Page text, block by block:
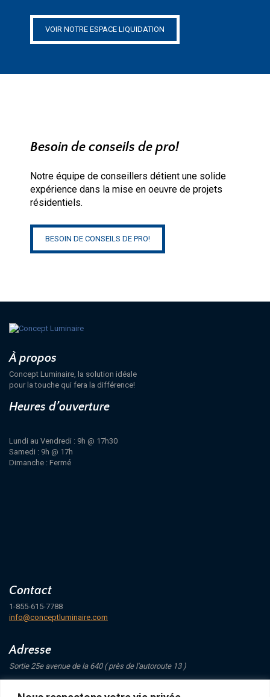
VOIR NOTRE ESPACE LIQUIDATION
Besoin de conseils de pro!
Notre équipe de conseillers détient une solide
expérience dans la mise en oeuvre de projets
résidentiels.
BESOIN DE CONSEILS DE PRO!
À propos
Concept Luminaire, la solution idéale
pour la touche qui fera la différence!
Heures d’ouverture
Lundi au Vendredi : 9h @ 17h30
Samedi : 9h @ 17h
Dimanche : Fermé
Contact
1-855-615-7788
info@conceptluminaire.com
Adresse
Sortie 25e avenue de la 640 ( près de l'autoroute 13 )